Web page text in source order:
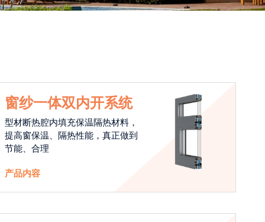
窗纱一体双内开系统
型材断热腔内填充保温隔热材料，
提高窗保温、隔热性能，真正做到
节能、合理
产品内容